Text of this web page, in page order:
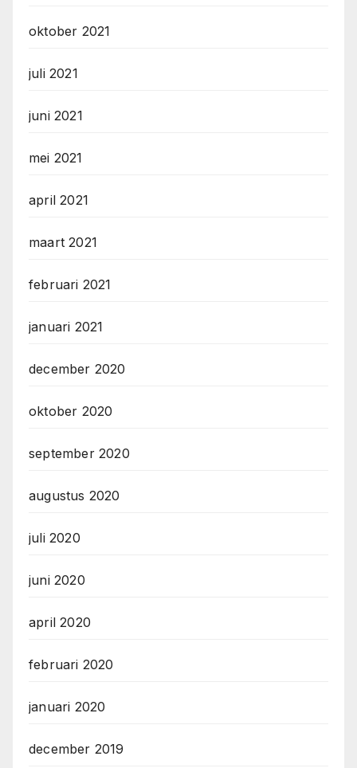
oktober 2021
juli 2021
juni 2021
mei 2021
april 2021
maart 2021
februari 2021
januari 2021
december 2020
oktober 2020
september 2020
augustus 2020
juli 2020
juni 2020
april 2020
februari 2020
januari 2020
december 2019